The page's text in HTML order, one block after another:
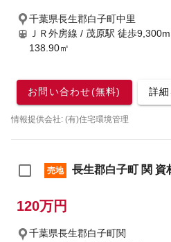
千葉県長生郡白子町中里
ＪＲ外房線 / 茂原駅 徒歩9,300m
138.90㎡
お問い合わせ(無料) 詳
情報提供会社: (有)住宅環境管理
売地 長生郡白子町 関 資
120万円
千葉県長生郡白子町関